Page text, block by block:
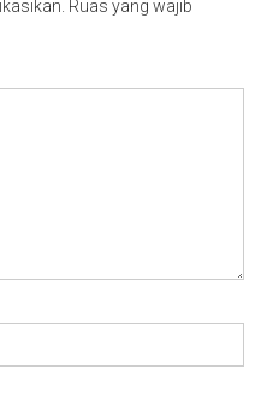
Ruas yang wajib